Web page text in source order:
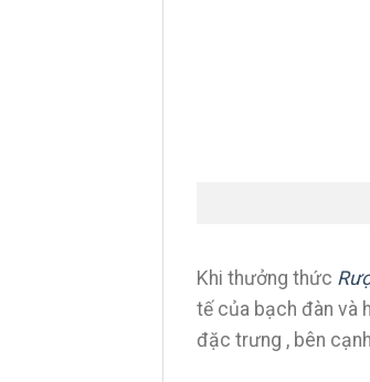
Khi thưởng thức
tế của bạch đàn và
đặc trưng , bên